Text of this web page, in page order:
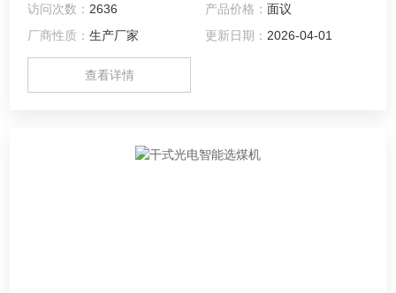
矸石去杂机,煤矸石选煤机
访问次数： 2636 产品价格： 面议
厂商性质：生产厂家 更新日期： 2026-04-01
查看详情